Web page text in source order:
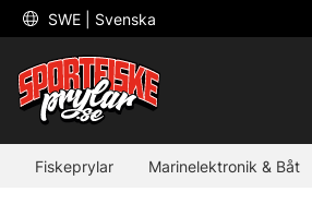
SWE | Svenska
Fiskeprylar Marinelektronik & Båt